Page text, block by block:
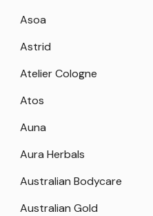
Asoa
Astrid
Atelier Cologne
Atos
Auna
Aura Herbals
Australian Bodycare
Australian Gold